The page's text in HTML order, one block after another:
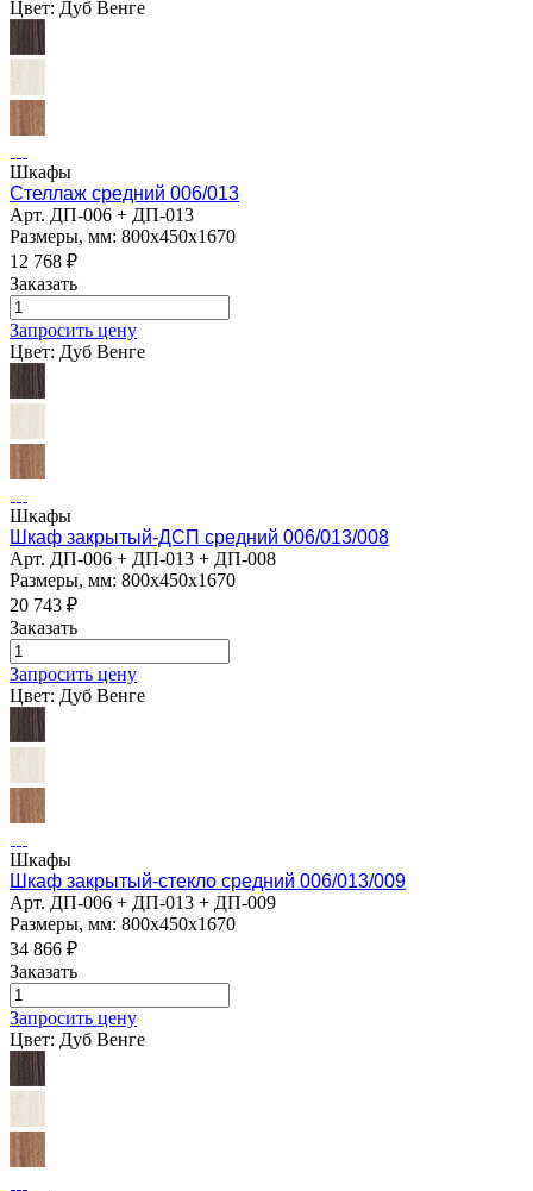
Цвет: Дуб Венге
Шкафы
Стеллаж средний 006/013
Арт. ДП-006 + ДП-013
Размеры, мм: 800х450х1670
12 768 ₽
Заказать
Запросить цену
Цвет: Дуб Венге
Шкафы
Шкаф закрытый-ДСП средний 006/013/008
Арт. ДП-006 + ДП-013 + ДП-008
Размеры, мм: 800х450х1670
20 743 ₽
Заказать
Запросить цену
Цвет: Дуб Венге
Шкафы
Шкаф закрытый-стекло средний 006/013/009
Арт. ДП-006 + ДП-013 + ДП-009
Размеры, мм: 800х450х1670
34 866 ₽
Заказать
Запросить цену
Цвет: Дуб Венге